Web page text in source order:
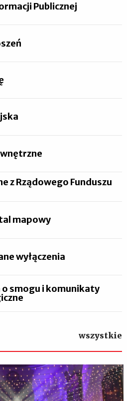
Publicznej
z Rządowego Funduszu
mapowy
wyłączenia
smogu i komunikaty
wszystkie